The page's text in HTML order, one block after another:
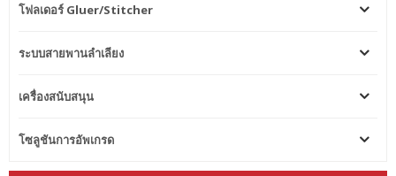
โฟลเดอร์ Gluer/Stitcher
ระบบสายพานลำเลียง
เครื่องสนับสนุน
โซลูชันการอัพเกรด